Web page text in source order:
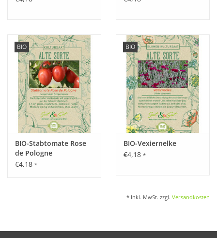
BIO
BIO-Stabtomate Rose
de Pologne
€4,18 *
BIO
BIO-Vexiernelke
€4,18 *
* Inkl. MwSt. zzgl. Versandkosten